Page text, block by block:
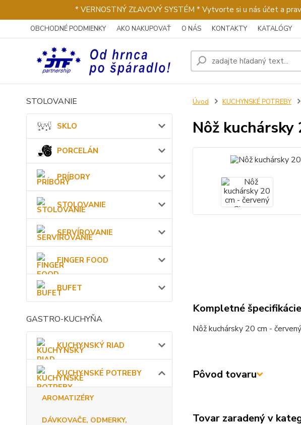
* VERNOSTNÝ ZĽAVOVÝ SYSTÉM * Vytvorte si u nás účet a
OBCHODNÉ PODMIENKY AKO NAKUPOVAŤ O NÁS KONTAKTY KATALÓGY
STOLOVANIE
SKLO
PORCELÁN
PRÍBORY
STOLOVANIE
SERVÍROVANIE
FINGER FOOD
BUFET
GASTRO-KUCHYŇA
KUCHYNSKÝ RIAD
KUCHYNSKÉ POTREBY
AROMATIZÉRY
DÁVKOVAČE, ODMERKY,
Úvod KUCHYNSKÉ POTREBY
Nôž
Kompletné špecifikácie
Nôž kuchársky 20 cm - červený
Pôvod tovaru
Tovar zaradený v